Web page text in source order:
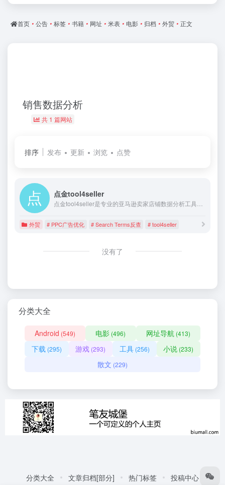
首页 • 公告 • 标签 • 书籍 • 网址 • 米表 • 电影 • 归档 • 外贸 • 正文
销售数据分析
共 1 篇网站
排序 发布 更新 浏览 点赞
点金tool4seller
外贸 # PPC广告优化 # Search Terms反查 # tool4seller
没有了
分类大全
Android (549) 电影 (496) 网址导航 (413)
下载 (295) 游戏 (293) 工具(256) 小说 (233)
散文 (229)
分类大全 文章归档[部分] 热门标签 投稿中心